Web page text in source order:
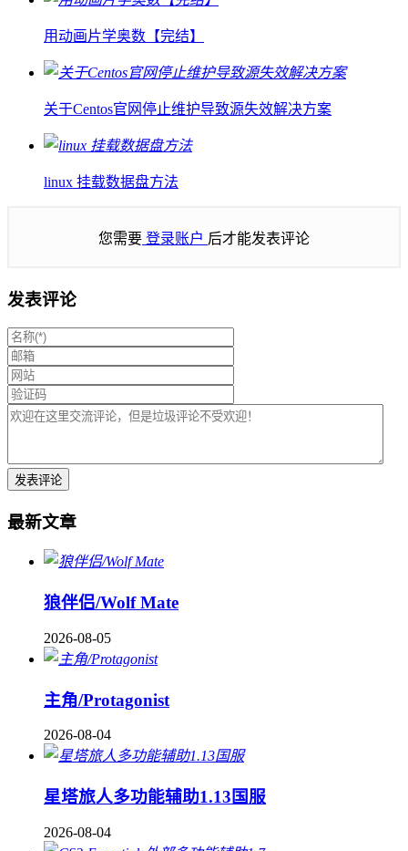
用动画片学奥数【完结】
关于Centos官网停止维护导致源失效解决方案
linux 挂载数据盘方法
您需要 登录账户 后才能发表评论
发表评论
最新文章
狼伴侣/Wolf Mate
2026-08-05
主角/Protagonist
2026-08-04
星塔旅人多功能辅助1.13国服
2026-08-04